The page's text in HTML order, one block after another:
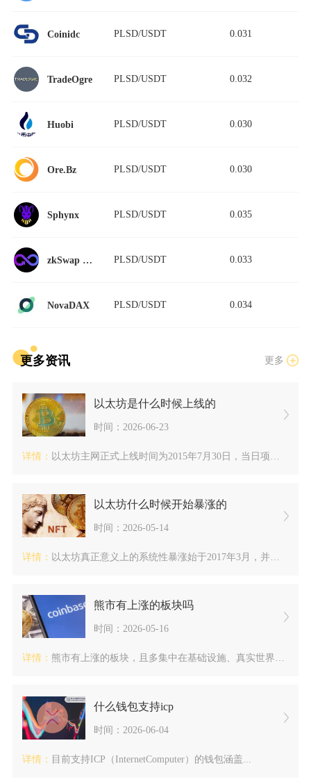
Coinidc PLSD/USDT 0.031
TradeOgre PLSD/USDT 0.032
Huobi PLSD/USDT 0.030
Ore.Bz PLSD/USDT 0.030
Sphynx PLSD/USDT 0.035
zkSwap Finance StableSwap PLSD/USDT 0.033
NovaDAX PLSD/USDT 0.034
更多资讯 更多
以太坊是什么时候上线的
时间：2026-06-23
详情： 以太坊主网正式上线时间为2015年7月30日，当日项目团队挖...
以太坊什么时候开始暴涨的
时间：2026-05-14
详情： 以太坊真正意义上的系统性暴涨始于2017年3月，并在2017...
熊市有上涨的板块吗
时间：2026-05-16
详情： 熊市有上涨的板块，且多集中在基础设施、真实世界资产（RWA）...
什么钱包支持icp
时间：2026-06-04
详情： 目前支持ICP（InternetComputer）的钱包涵盖...